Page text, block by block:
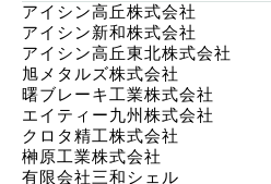
アイシン高丘株式会社
アイシン新和株式会社
アイシン高丘東北株式会社
旭メタルズ株式会社
曙ブレーキ工業株式会社
エイティー九州株式会社
クロタ精工株式会社
榊原工業株式会社
有限会社三和シェル